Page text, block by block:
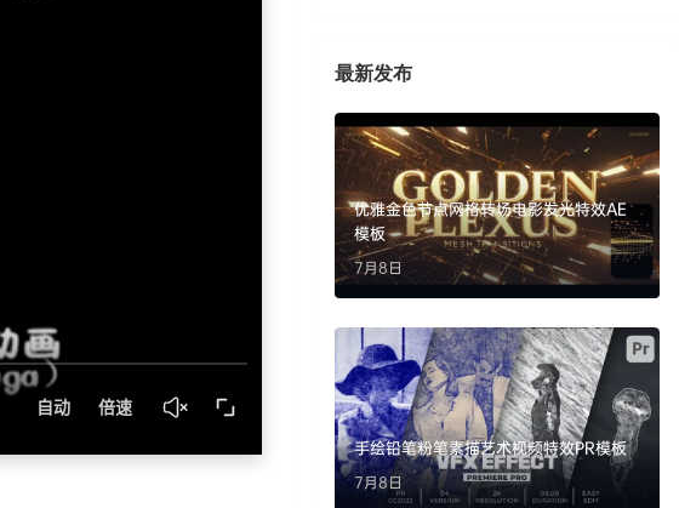
最新发布
优雅金色节点网格转场电影发光特效AE
模板
7月8日
手绘铅笔粉笔素描艺术视频特效PR模板
7月8日